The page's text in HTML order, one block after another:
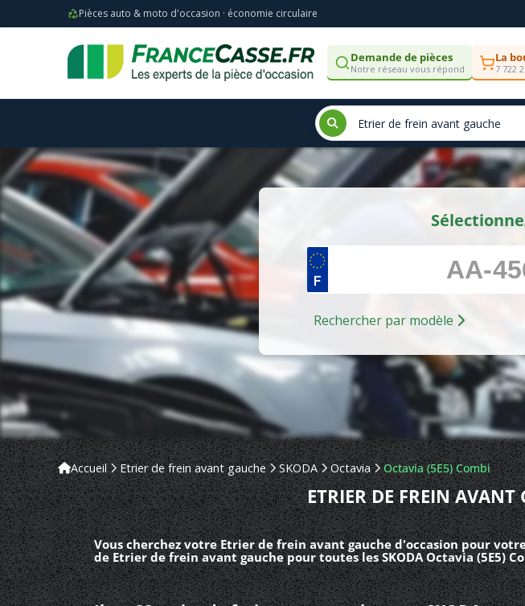
Pièces auto & moto d'occasion · économie circulaire
Demande de pièces
Notre réseau vous répond
La
7 722
Rechercher par modèle
Accueil Etrier de frein avant gauche SKODA Octavia Octavia (5E5) Combi
ETRIER DE FREIN
Vous cherchez votre Etrier de frein avant gauche d'occasion pour votre
de Etrier de frein avant gauche pour toutes les SKODA Octavia (5E5)